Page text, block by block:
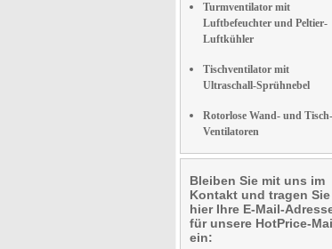
Turmventilator mit
Luftbefeuchter und Peltier-
Luftkühler
Tischventilator mit
Ultraschall-Sprühnebel
Rotorlose Wand- und Tisch-
Ventilatoren
Bleiben Sie mit uns im
Kontakt und tragen Sie
hier Ihre E-Mail-
für unsere HotPrice-
ein: